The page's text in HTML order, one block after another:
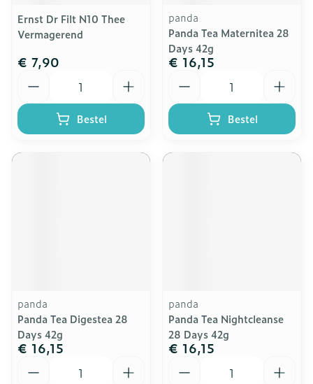
Ernst Dr Filt N10 Thee
Vermagerend
€ 7,90
Bestel
panda
Panda Tea Maternitea 28
Days 42g
€ 16,15
Bestel
panda
Panda Tea Digestea 28
Days 42g
€ 16,15
panda
Panda Tea Nightcleanse
28 Days 42g
€ 16,15